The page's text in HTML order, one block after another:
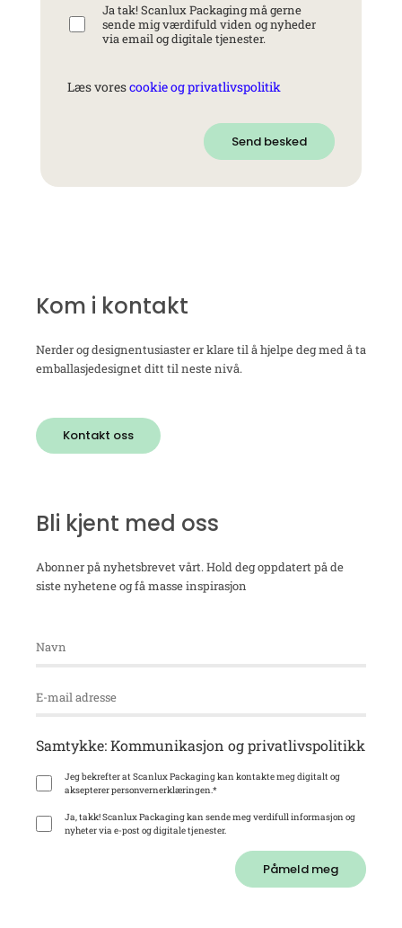
Ja tak! Scanlux Packaging må gerne
sende mig værdifuld viden og nyheder
via email og digitale tjenester.
Læs vorescookie og privatlivspolitik
Send besked
Kom i kontakt
Nerder og designentusiaster er klare til å hjelpe deg med å ta
emballasjedesignet ditt til neste nivå.
Kontakt oss
Bli kjent med oss
Abonner på nyhetsbrevet vårt. Hold deg oppdatert på de
siste nyhetene og få masse inspirasjon
Samtykke: Kommunikasjon og privatlivspolitikk
Jeg bekrefter at Scanlux Packaging kan kontakte meg digitalt og
aksepterer personvernerklæringen.*
Ja, takk! Scanlux Packaging kan sende meg verdifull informasjon og
nyheter via e-post og digitale tjenester.
Påmeld meg